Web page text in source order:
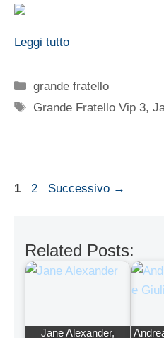
Leggi tutto
Categorie
grande fratello
Tag
Grande Fratello Vip 3,
Pagina
1 Pagina
2 Successivo →
Related Posts:
Jane Alexander,